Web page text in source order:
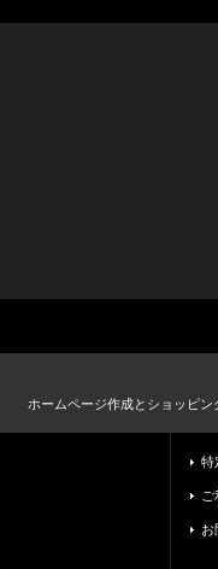
ホームページ作成とショッピ
特
お